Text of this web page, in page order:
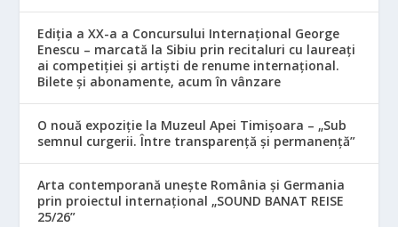
Ediția a XX-a a Concursului Internațional George
Enescu – marcată la Sibiu prin recitaluri cu laureați
ai competiției și artiști de renume internațional.
Bilete și abonamente, acum în vânzare
O nouă expoziție la Muzeul Apei Timișoara – „Sub
semnul curgerii. Între transparență și permanență”
Arta contemporană unește România și Germania
prin proiectul internațional „SOUND BANAT REISE
25/26”